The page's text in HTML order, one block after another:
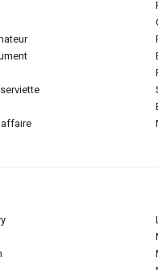
serviette
affaire